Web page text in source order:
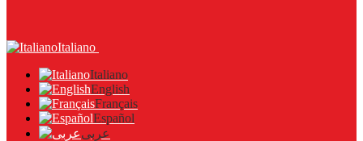
Italiano
Italiano
English
Français
Español
عربى